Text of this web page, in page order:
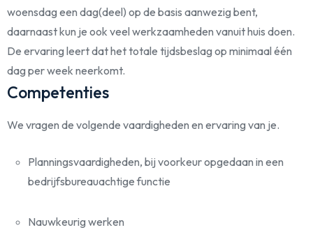
woensdag een dag(deel) op de basis aanwezig bent,
daarnaast kun je ook veel werkzaamheden vanuit huis doen.
De ervaring leert dat het totale tijdsbeslag op minimaal één
dag per week neerkomt.
Competenties
We vragen de volgende vaardigheden en ervaring van je.
Planningsvaardigheden, bij voorkeur opgedaan in een
bedrijfsbureauachtige functie
Nauwkeurig werken